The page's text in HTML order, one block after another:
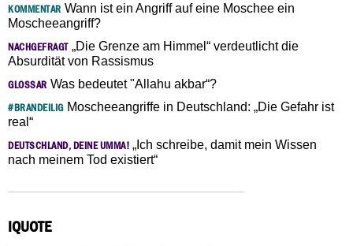
KOMMENTAR Wann ist ein Angriff auf eine Moschee ein
Moscheeangriff?
NACHGEFRAGT„Die Grenze am Himmel“ verdeutlicht die
Absurdität von Rassismus
GLOSSAR Was bedeutet "Allahu akbar“?
#BRANDEILIGMoscheeangriffe in Deutschland: „Die Gefahr ist
real“
DEUTSCHLAND, DEINE UMMA! „Ich schreibe, damit mein Wissen
nach meinem Tod existiert“
IQUOTE